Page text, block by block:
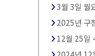
3월 3일 월
2025년 구
12월 25일